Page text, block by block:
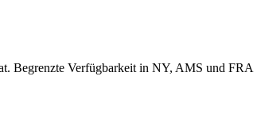
Begrenzte Verfügbarkeit in NY, AMS und FRA